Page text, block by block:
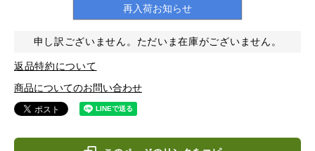
再入荷お知らせ
申し訳ございません。ただいま在庫がございません。
返品特約について
商品についてのお問い合わせ